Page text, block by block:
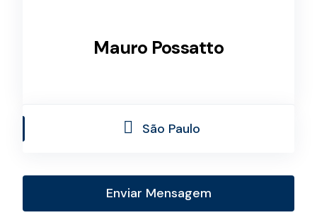
Mauro Possatto
São Paulo
Enviar Mensagem